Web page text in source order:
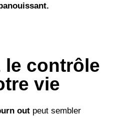
le contrôle
vie
out peut sembler